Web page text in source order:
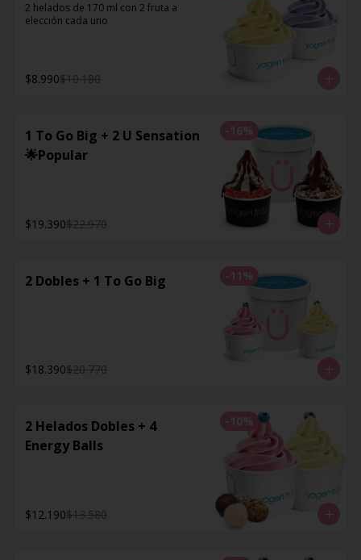
2 helados de 170 ml con 2 fruta a
elección cada uno
$8.990$10.180
-16%
1 To Go Big + 2 U Sensation
🌟Popular
$19.390$22.970
-11 %
2 Dobles + 1 To Go Big
$18.390$20.770
-10%
2 Helados Dobles + 4
Energy Balls
$12.190$13.580